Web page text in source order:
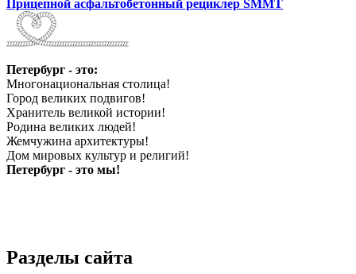
Прицепной асфальтобетонный рециклер SMMT
Петербург - это:
Многонациональная столица!
Город великих подвигов!
Хранитель великой истории!
Родина великих людей!
Жемчужина архитектуры!
Дом мировых культур и религий!
Петербург - это мы!
Разделы сайта